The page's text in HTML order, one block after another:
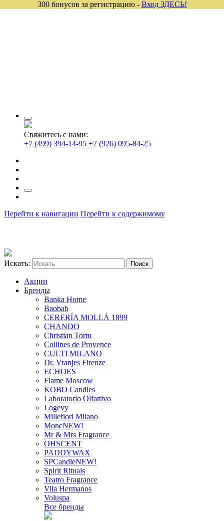
Свяжитесь с нами:
+7 (499) 394-14-95 +7 (926) 095-84-25
Перейти к навигации Перейти к содержимому
Искать:
Акции
Бренды
Banka Home
Baobab
CERERÍA MOLLÁ 1899
CHANDO
Christian Tortu
Collines de Provence
CULTI MILANO
Dr. Vranjes Firenze
ECHOES
Flame Moscow
KOBO Candles
Laboratorio Olfattivo
Logevy
Millefiori Milano
MoncNEW!
Mr & Mrs Fragrance
OHSCENT
PADDYWAX
SPCandleNEW!
Spirit Rituals
Teatro Fragrance
Vila Hermanos
Voluspa
Все бренды
300 бонусов за регистрацию - Вход ЗДЕСЬ!